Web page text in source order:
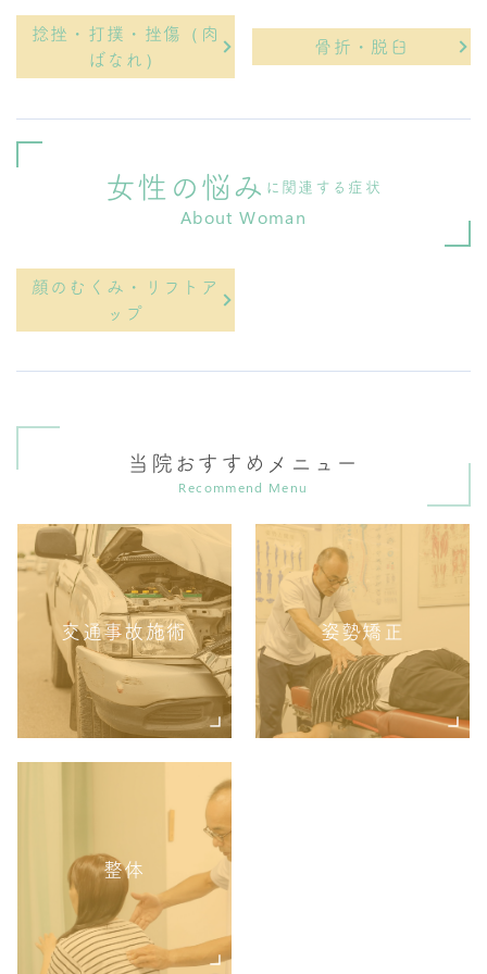
捻挫・打撲・挫傷（肉
ばなれ）
骨折・脱臼
女性の悩み に関連する症状
About Woman
顔のむくみ・リフトア
ップ
当院おすすめメニュー
Recommend Menu
交通事故施術 姿勢矯正
整体